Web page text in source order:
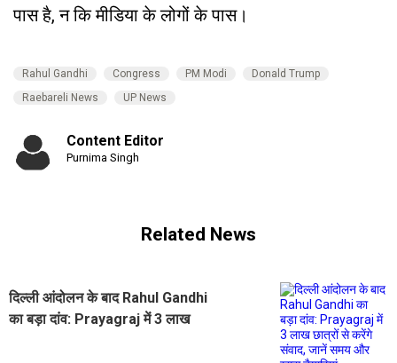
पास है, न कि मीडिया के लोगों के पास।
Rahul Gandhi Congress PM Modi
Donald Trump
Raebareli News
UP News
Content Editor
Purnima Singh
Related News
दिल्ली आंदोलन के बाद Rahul Gandhi
का बड़ा दांव: Prayagraj में 3 लाख